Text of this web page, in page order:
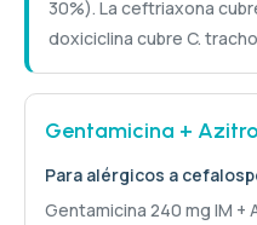
30%). La ceftriaxona
doxiciclina cubre C.
Gentamicina +
Para alérgicos a
Gentamicina 240 mg IM +